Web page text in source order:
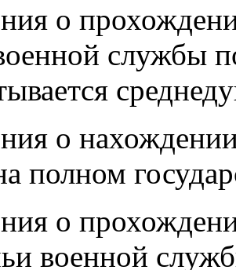
о
службы
о
полном
о
военной